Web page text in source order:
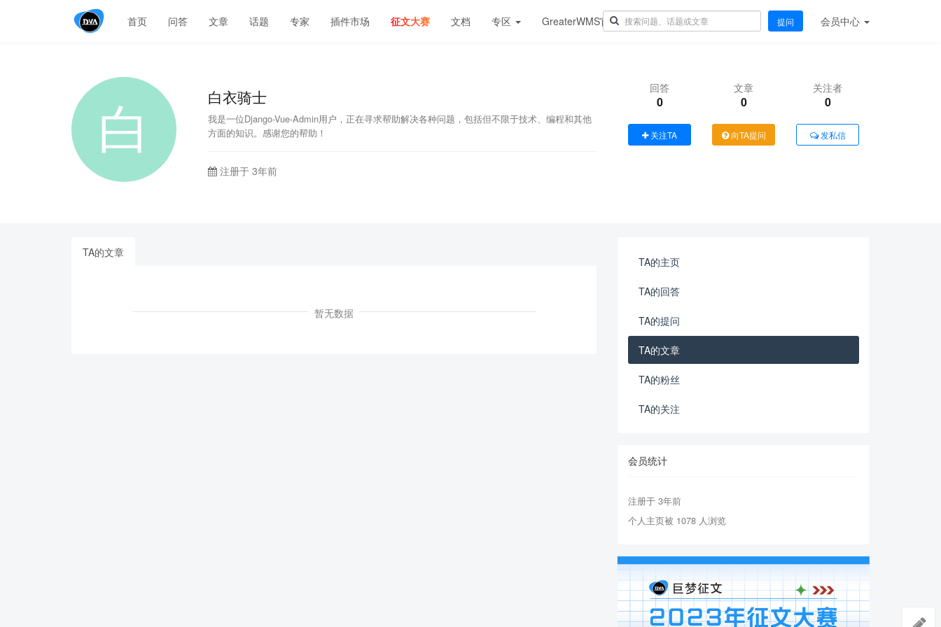
首页 问答 文章 话题 专家 插件市场 征文大赛 文档 专区 GreaterWMS官网 提问 会员中心
白衣骑士
我是一位Django-Vue-Admin用户，正在寻求帮助解决各种问题，包括但不限于技术、编程和其他
方面的知识。感谢您的帮助！
注册于 3年前
回答
0
文章
0
关注者
0
关注TA 向TA提问 发私信
TA的文章
暂无数据
TA的主页
TA的回答
TA的提问
TA的文章
TA的粉丝
TA的关注
会员统计
注册于 3年前
个人主页被 1078 人浏览